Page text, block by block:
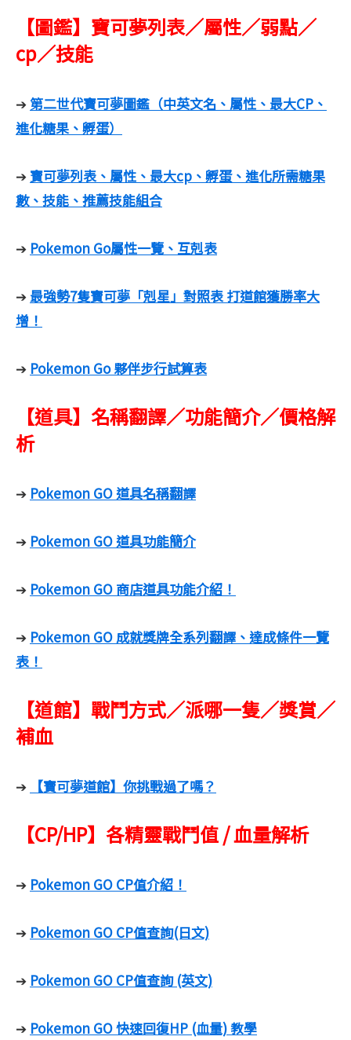
【圖鑑】寶可夢列表／屬性／弱點／
cp／技能
➔第二世代寶可夢圖鑑（中英文名、屬性、最大CP、
進化糖果、孵蛋）
➔寶可夢列表、屬性、最大cp、孵蛋、進化所需糖果
數、技能、推薦技能組合
➔ Pokemon Go屬性一覽、互剋表
➔最強勢7隻寶可夢「剋星」對照表 打道館獲勝率大
增！
➔ Pokemon Go 夥伴步行試算表
【道具】名稱翻譯／功能簡介／價格解
析
➔ Pokemon GO 道具名稱翻譯
➔ Pokemon GO 道具功能簡介
➔ Pokemon GO 商店道具功能介紹！
➔ Pokemon GO 成就獎牌全系列翻譯、達成條件一覽
表！
【道館】戰鬥方式／派哪一隻／獎賞／
補血
➔ 【寶可夢道館】你挑戰過了嗎？
【CP/HP】各精靈戰鬥值 / 血量解析
➔ Pokemon GO CP值介紹！
➔ Pokemon GO CP值查詢(日文)
➔ Pokemon GO CP值查詢 (英文)
➔ Pokemon GO 快速回復HP (血量) 教學